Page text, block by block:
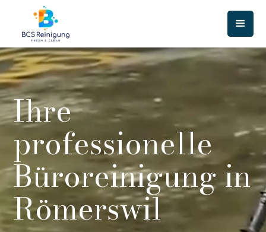
Ihre
professionelle
Büroreinigung in
Römerswil